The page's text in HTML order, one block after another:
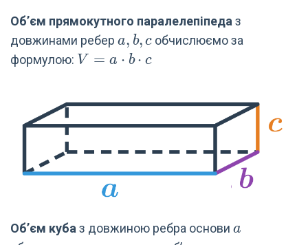
Об’єм прямокутного паралелепіпеда з
довжинами ребер a,b,c
a, b, c обчислюємо за
формулою: V=a\cdot
V = a ⋅ b ⋅ c
Об’єм куба з довжиною ребра основи a
a